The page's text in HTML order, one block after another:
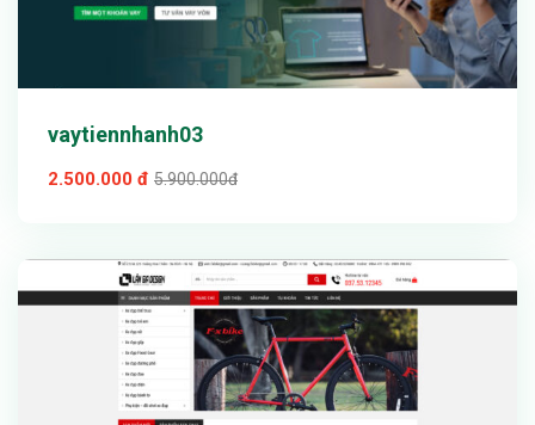
vaytiennhanh03
2.500.000 đ 5.900.000đ
Chi tiết